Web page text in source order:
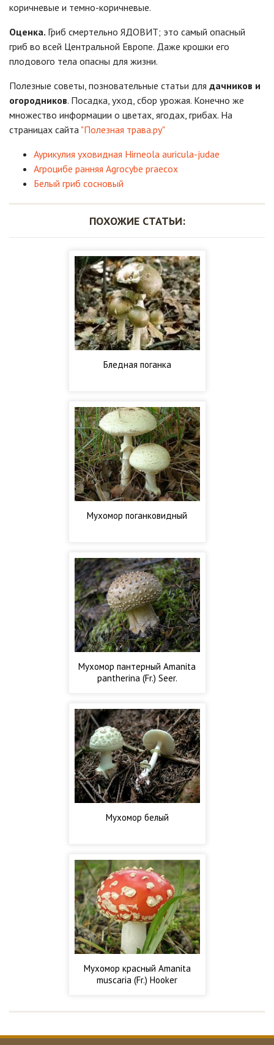
коричневые и темно-коричневые.
Оценка. Гриб смертельно ЯДОВИТ; это самый опасный
гриб во всей Центральной Европе. Даже крошки его
плодового тела опасны для жизни.
Полезные советы, позновательные статьи для дачников и
огородников. Посадка, уход, сбор урожая. Конечно же
множество информации о цветах, ягодах, грибах. На
страницах сайта "Полезная трава.ру"
Аурикулия уховидная Hirneola auricula-judae
Агроцибе ранняя Agrocybe praecox
Белый гриб сосновый
ПОХОЖИЕ СТАТЬИ:
Бледная поганка
Мухомор поганковидный
Мухомор пантерный Amanita
pantherina (Fr.) Seer.
Мухомор белый
Мухомор красный Amanita
muscaria (Fr.) Hooker